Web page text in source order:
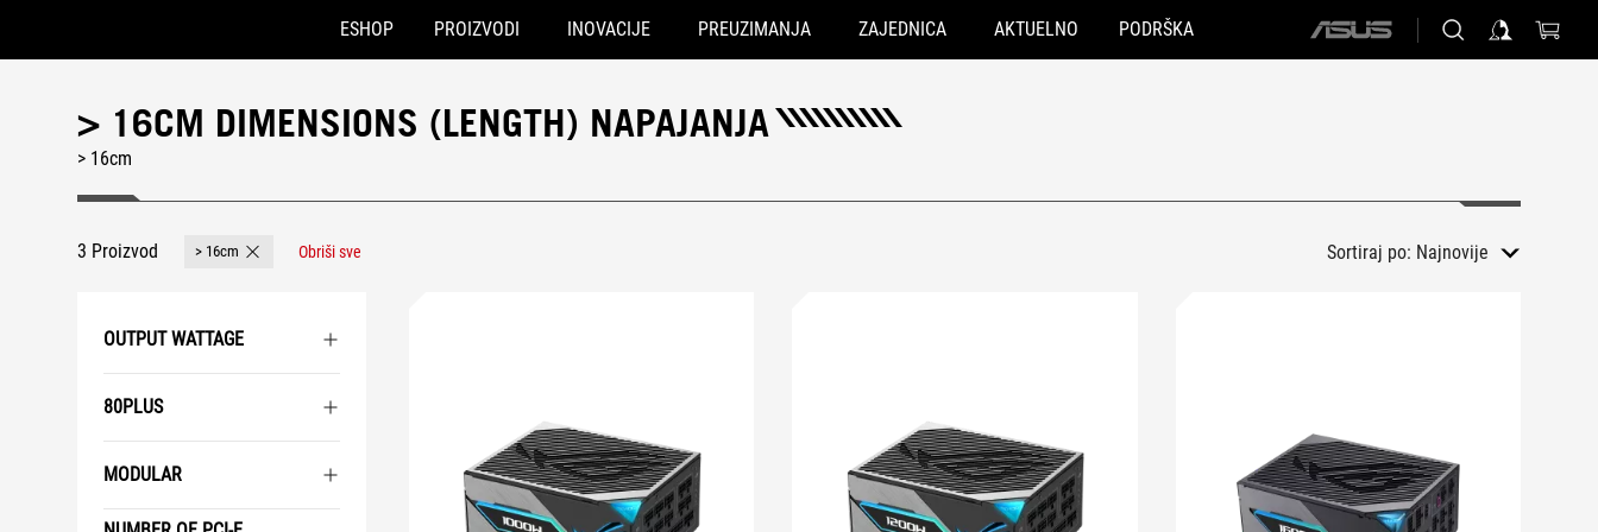
Accessibility links
ESHOP PROIZVODI INOVACIJE PREUZIMANJA ZAJEDNICA AKTUELNO PODRŠKA
ASUS
> 16CM DIMENSIONS (LENGTH) NAPAJANJA
> 16cm
3 Proizvod > 16cm Remove > 16cm
Obriši sve Sortiraj po: Najnovije
OUTPUT WATTAGE
80PLUS
MODULAR